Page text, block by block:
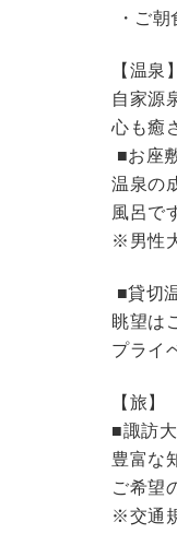
・ご
【温泉
自家源
心も癒
■お座
温泉の
風呂で
※男性
■貸切
眺望は
プライ
【旅】
■諏訪
豊富な
ご希望
※交通